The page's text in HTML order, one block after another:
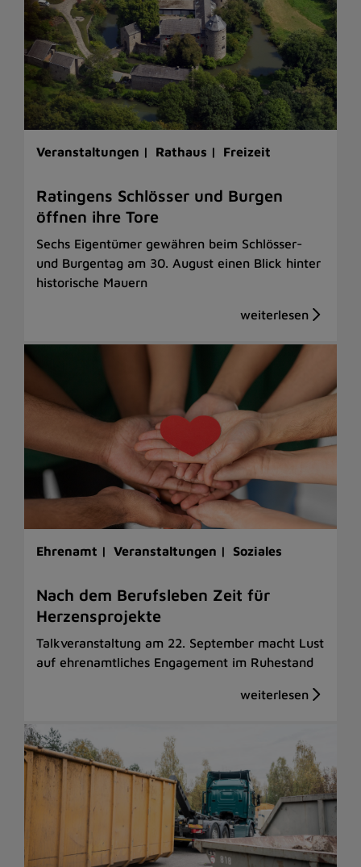
Veranstaltungen | Rathaus | Freizeit
Ratingens Schlösser und Burgen
öffnen ihre Tore
Sechs Eigentümer gewähren beim Schlösser-
und Burgentag am 30. August einen Blick hinter
historische Mauern
Ehrenamt | Veranstaltungen | Soziales
Nach dem Berufsleben Zeit für
Herzensprojekte
Talkveranstaltung am 22. September macht Lust
auf ehrenamtliches Engagement im Ruhestand